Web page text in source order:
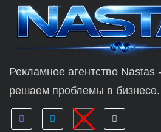
Рекламное агентство Nastas
решаем проблемы в бизнесе.